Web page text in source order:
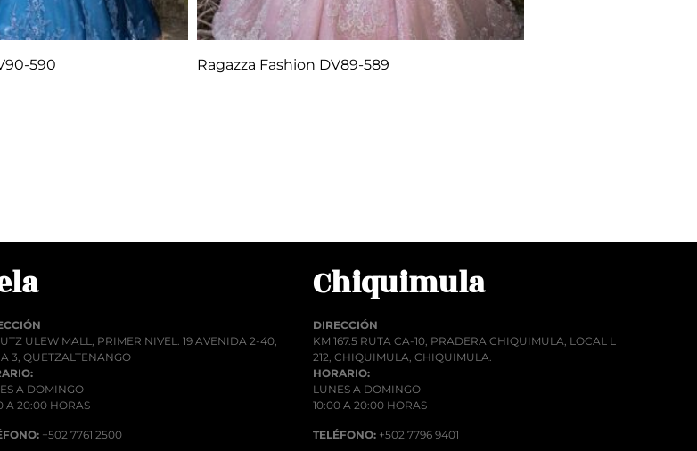
590 Ragazza Fashion DV89-589
ULEW MALL, PRIMER NIVEL. 19 AVENIDA 2-40,
3, QUETZALTENANGO
A DOMINGO
A 20:00 HORAS
+502 7761 2500
Chiquimula
DIRECCIÓN
KM 167.5 RUTA CA-10, PRADERA CHIQUIMULA, LOCAL L
212, CHIQUIMULA, CHIQUIMULA.
HORARIO:
LUNES A DOMINGO
10:00 A 20:00 HORAS
TELÉFONO: +502 7796 9401